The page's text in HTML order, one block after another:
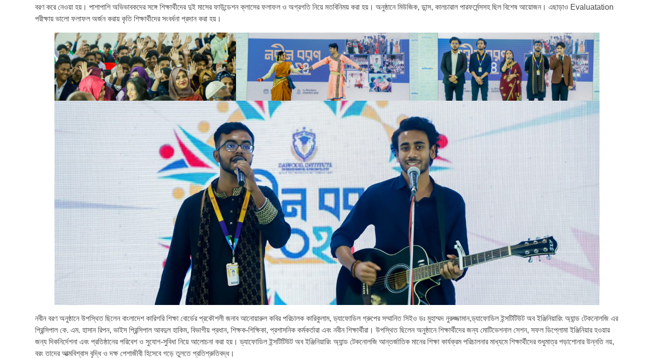
বরণ করে নেওয়া হয়। পাশাপাশি অভিভাবকদের সঙ্গে শিক্ষার্থীদের দুই মাসের ফাউন্ডেশন ক্লাসের ফলাফল ও অগ্রগতি নিয়ে মতবিনিময় করা হয়। অনুষ্ঠানে মিউজিক, ডান্স, কালচারাল পারফর্মেন্সসহ ছিল বিশেষ আয়োজন। এছাড়াও Evaluatation
পরীক্ষায় ভালো ফলাফল অর্জন করায় কৃতি শিক্ষার্থীদের সংবর্ধনা প্রদান করা হয়।
নবীন বরণ অনুষ্ঠানে উপস্থিত ছিলেন বাংলাদেশ কারিগরি শিক্ষা বোর্ডের প্রকৌশলী জনাব আনোয়ারুল কবির পরিচালক কারিকুলাম, ড্যাফোডিল গ্রুপের সম্মানিত সিইও ডঃ মুহাম্মদ নুরুজ্জামান,ড্যাফোডিল ইন্সটিটিউট অব ইঞ্জিনিয়ারিং অ্যান্ড টেকনোলজি এর
প্রিন্সিপাল কে. এম. হাসান রিপন, ভাইস প্রিন্সিপাল আবদুল হাকিম, বিভাগীয় প্রধান, শিক্ষক-শিক্ষিকা, প্রশাসনিক কর্মকর্তারা এবং নবীন শিক্ষার্থীরা। উপস্থিত ছিলেন অনুষ্ঠানে শিক্ষার্থীদের জন্য মোটিভেশনাল সেশন, সফল ডিপ্লোমা ইঞ্জিনিয়ার হওয়ার
জন্য দিকনির্দেশনা এবং প্রতিষ্ঠানের পরিবেশ ও সুযোগ-সুবিধা নিয়ে আলোচনা করা হয়। ড্যাফোডিল ইন্সটিটিউট অব ইঞ্জিনিয়ারিং অ্যান্ড টেকনোলজি আন্তর্জাতিক মানের শিক্ষা কার্যক্রম পরিচালনার মাধ্যমে শিক্ষার্থীদের শুধুমাত্র পড়াশোনার উন্নতি নয়,
বরং তাদের আত্মবিশ্বাস বৃদ্ধি ও দক্ষ পেশাজীবী হিসেবে গড়ে তুলতে প্রতিশ্রুতিবদ্ধ।